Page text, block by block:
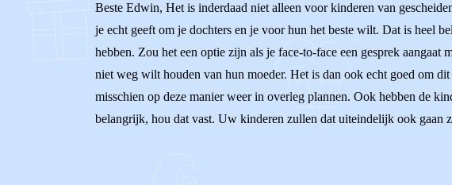
Beste Edwin, Het is inderdaad niet alleen voor kinderen van
je echt geeft om je dochters en je voor hun het beste wilt. Dat is heel
hebben. Zou het een optie zijn als je face-to-face een gesprek aangaat
niet weg wilt houden van hun moeder. Het is dan ook echt goed om
misschien op deze manier weer in overleg plannen. Ook hebben de
belangrijk, hou dat vast. Uw kinderen zullen dat uiteindelijk ook gaan